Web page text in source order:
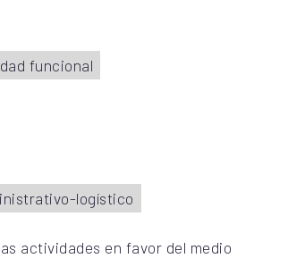
funcional
logístico
actividades en favor del medio